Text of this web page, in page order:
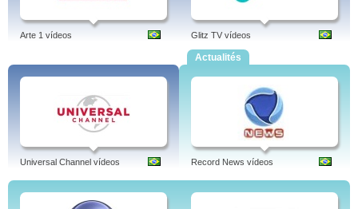
Arte 1 vídeos Glitz TV vídeos
Universal Channel vídeos
Actualités
Record News vídeos